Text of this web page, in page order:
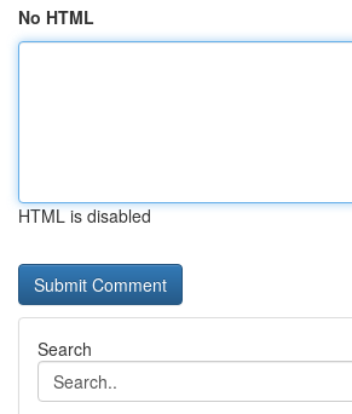
No HTML
HTML is disabled
Search